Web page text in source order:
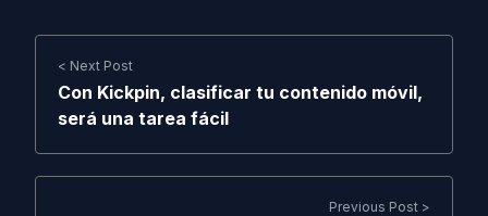
< Next Post
Con Kickpin, clasificar tu contenido móvil,
será una tarea fácil
Previous Post >